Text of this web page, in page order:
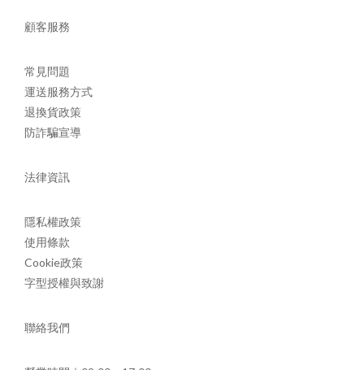
顧客服務
常見問題
運送服務方式
退換貨政策
防詐騙宣導
法律資訊
隱私權政策
使用條款
Cookie政策
字型授權與致謝
聯絡我們